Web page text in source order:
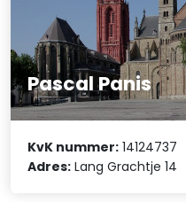
Pascal Panis
KvK nummer: 14124737
Adres: Lang Grachtje 14